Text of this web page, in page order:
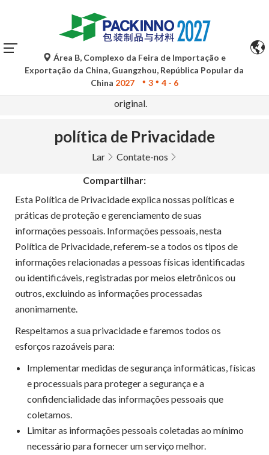
As traduções automáticas do Google Tradutor são apenas
para referência e podem conter imprecisões. Para
quaisquer dúvidas, consulte a versão original no idioma
original.
Área B, Complexo da Feira de Importação e
Exportação da China, Guangzhou, República Popular da
China 2027 3 4 - 6
política de Privacidade
Lar Contate-nos
Compartilhar:
Esta Política de Privacidade explica nossas políticas e
práticas de proteção e gerenciamento de suas
informações pessoais. Informações pessoais, nesta
Política de Privacidade, referem-se a todos os tipos de
informações relacionadas a pessoas físicas identificadas
ou identificáveis, registradas por meios eletrônicos ou
outros, excluindo as informações processadas
anonimamente.
Respeitamos a sua privacidade e faremos todos os
esforços razoáveis ​​para:
Implementar medidas de segurança informáticas, físicas
e processuais para proteger a segurança e a
confidencialidade das informações pessoais que
coletamos.
Limitar as informações pessoais coletadas ao mínimo
necessário para fornecer um serviço melhor.